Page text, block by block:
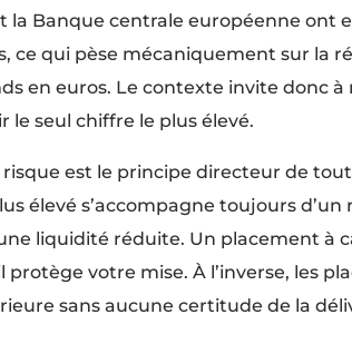
la Banque centrale européenne ont
ce qui pèse mécaniquement sur la
en euros. Le contexte invite donc
le seul chiffre le plus élevé.
est le principe directeur de
élevé s’accompagne toujours
liquidité réduite. Un placement à
protège votre mise. À l’inverse, les
sans aucune certitude de la